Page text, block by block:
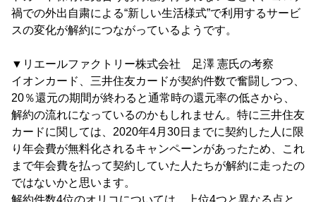
禍での外出自粛による“新しい生活様式”で利用するサービ
スの変化が解約につながっているようです。
▼リエールファクトリー株式会社 足澤 憲氏の考察
イオンカード、三井住友カードが契約件数で奮闘しつつ、
20％還元の期間が終わると通常時の還元率の低さから、
解約の流れになっているのかもしれません。特に三井住友
カードに関しては、2020年4月30日までに契約した人に限
り年会費が無料化されるキャンペーンがあったため、これ
まで年会費を払って契約していた人たちが解約に走ったの
ではないかと思います。